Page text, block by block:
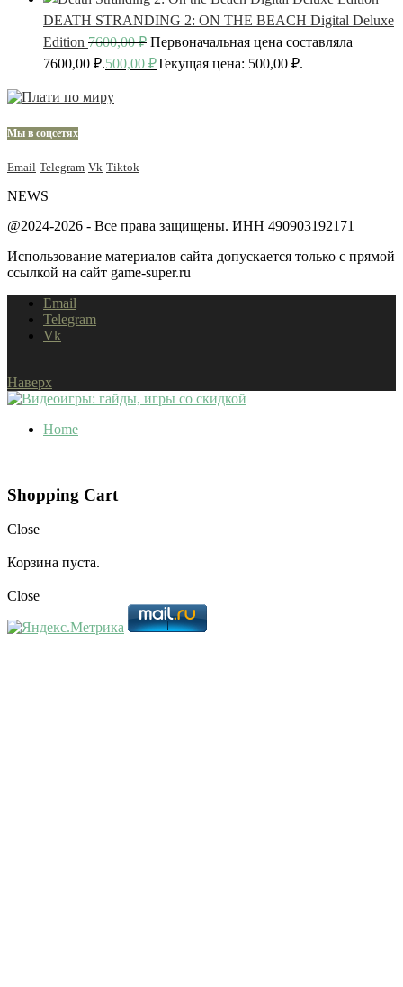
DEATH STRANDING 2: ON THE BEACH Digital Deluxe
Edition 7600,00₽ Первоначальная цена составляла
7600,00 ₽.500,00 ₽Текущая цена: 500,00 ₽.
Мы в соцсетях
Email Telegram Vk Tiktok
NEWS
@2024-2026 - Все права защищены. ИНН 490903192171
Использование материалов сайта допускается только с прямой
ссылкой на сайт game-super.ru
Email
Telegram
Vk
Наверх
Home
Shopping Cart
Close
Корзина пуста.
Close